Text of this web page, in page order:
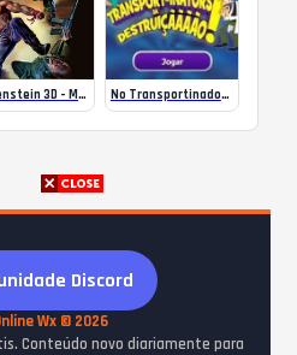
Wolfenstein 3D – MS-DOS No Transportinador da Destruição
Discord
Wx © 2026
Conteúdo novo diariamente para